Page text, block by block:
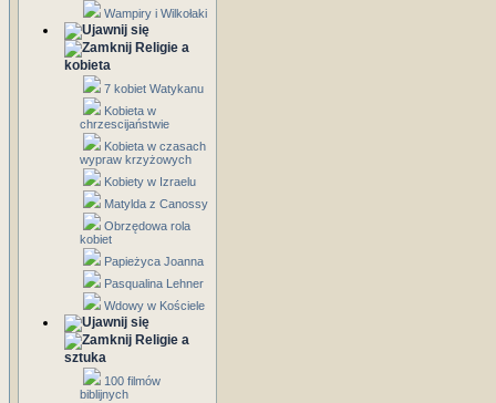
Wampiry i Wilkołaki
Religie a
kobieta
7 kobiet Watykanu
Kobieta w
chrzescijaństwie
Kobieta w czasach
wypraw krzyżowych
Kobiety w Izraelu
Matylda z Canossy
Obrzędowa rola
kobiet
Papieżyca Joanna
Pasqualina Lehner
Wdowy w Kościele
Religie a
sztuka
100 filmów
biblijnych